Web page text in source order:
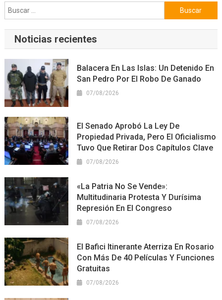
Buscar:
Noticias recientes
Balacera En Las Islas: Un Detenido En
San Pedro Por El Robo De Ganado
07/08/2026
El Senado Aprobó La Ley De
Propiedad Privada, Pero El Oficialismo
Tuvo Que Retirar Dos Capítulos Clave
07/08/2026
«La Patria No Se Vende»:
Multitudinaria Protesta Y Durísima
Represión En El Congreso
07/08/2026
El Bafici Itinerante Aterriza En Rosario
Con Más De 40 Películas Y Funciones
Gratuitas
07/08/2026